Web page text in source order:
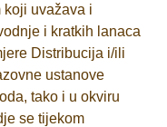
koji uvažava i
i kratkih lanaca
Distribucija i/ili
ustanove
tako i u okviru
se tijekom